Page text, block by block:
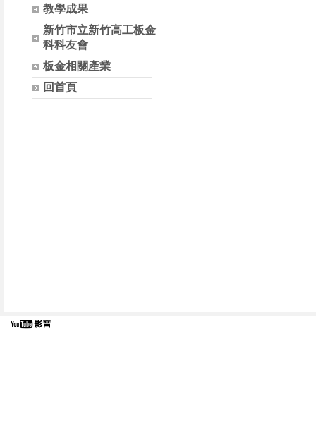
教學成果
新竹市立新竹高工板金
科科友會
板金相關產業
回首頁